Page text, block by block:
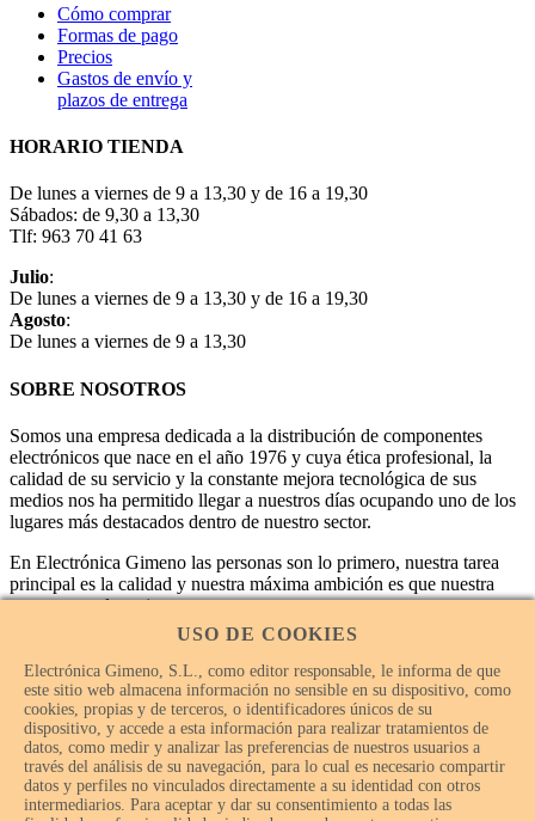
Cómo comprar
Formas de pago
Precios
Gastos de envío y
plazos de entrega
HORARIO TIENDA
De lunes a viernes de 9 a 13,30 y de 16 a 19,30
Sábados: de 9,30 a 13,30
Tlf: 963 70 41 63
Julio:
De lunes a viernes de 9 a 13,30 y de 16 a 19,30
Agosto:
De lunes a viernes de 9 a 13,30
SOBRE NOSOTROS
Somos una empresa dedicada a la distribución de componentes
electrónicos que nace en el año 1976 y cuya ética profesional, la
calidad de su servicio y la constante mejora tecnológica de sus
medios nos ha permitido llegar a nuestros días ocupando uno de los
lugares más destacados dentro de nuestro sector.
En Electrónica Gimeno las personas son lo primero, nuestra tarea
principal es la calidad y nuestra máxima ambición es que nuestra
empresa sea la mejor.
USO DE COOKIES
Electrónica Gimeno, S.L., como editor responsable, le informa de que
este sitio web almacena información no sensible en su dispositivo, como
cookies, propias y de terceros, o identificadores únicos de su
dispositivo, y accede a esta información para realizar tratamientos de
datos, como medir y analizar las preferencias de nuestros usuarios a
través del análisis de su navegación, para lo cual es necesario compartir
datos y perfiles no vinculados directamente a su identidad con otros
intermediarios. Para aceptar y dar su consentimiento a todas las